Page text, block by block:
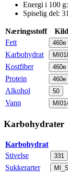
Energi i 100 g:
Spiselig del:
Næringsstoff
Fett
460e
Karbohydrat
Kostfiber
460e
Protein
460e
Alkohol
50
Vann
Karbohydrater
Karbohydrat
Stivelse
331
Sukkerarter